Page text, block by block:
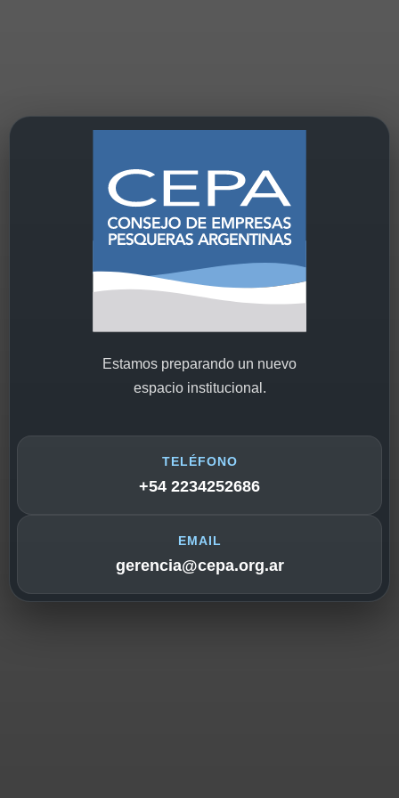
Estamos preparando un nuevo
espacio institucional.
TELÉFONO
+54 2234252686
EMAIL
gerencia@cepa.org.ar